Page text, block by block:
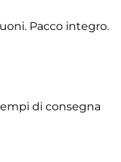
Pacco integro.
di consegna